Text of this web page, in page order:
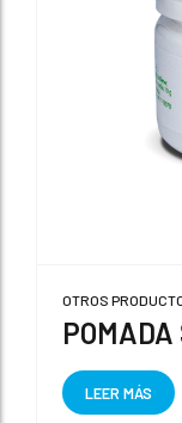
OTROS
LEER MÁS